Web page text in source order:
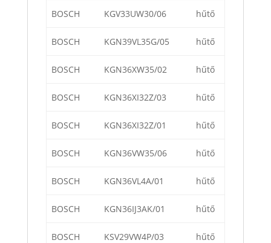
BOSCH KGV33UW30/06 hűtő
BOSCH KGN39VL35G/05 hűtő
BOSCH KGN36XW35/02 hűtő
BOSCH KGN36XI32Z/03 hűtő
BOSCH KGN36XI32Z/01 hűtő
BOSCH KGN36VW35/06 hűtő
BOSCH KGN36VL4A/01 hűtő
BOSCH KGN36IJ3AK/01 hűtő
BOSCH KSV29VW4P/03 hűtő